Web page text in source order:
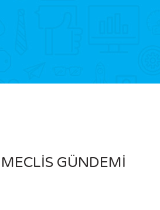
GÜNDEMİ